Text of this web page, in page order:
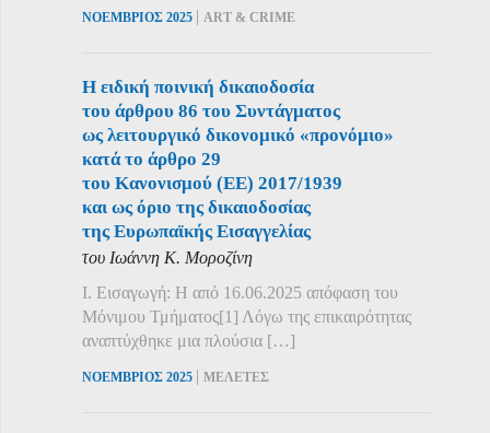
ΝΟΕΜΒΡΙΟΣ 2025 | ART & CRIME
Η ειδική ποινική δικαιοδοσία
του άρθρου 86 του Συντάγματος
ως λειτουργικό δικονομικό «προνόμιο»
κατά το άρθρο 29
του Κανονισμού (ΕΕ) 2017/1939
και ως όριο της δικαιοδοσίας
της Ευρωπαϊκής Εισαγγελίας
του Ιωάννη Κ. Μοροζίνη
Ι. Εισαγωγή: Η από 16.06.2025 απόφαση του
Μόνιμου Τμήματος[1] Λόγω της επικαιρότητας
αναπτύχθηκε μια πλούσια […]
ΝΟΕΜΒΡΙΟΣ 2025 | ΜΕΛΕΤΕΣ